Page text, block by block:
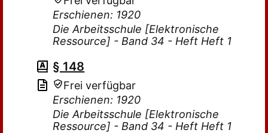
Erschienen: 1920
Die Arbeitsschule [Elektronische
Ressource] - Band 34 - Heft Heft 1
§ 148
Frei verfügbar
Erschienen: 1920
Die Arbeitsschule [Elektronische
Ressource] - Band 34 - Heft Heft 1